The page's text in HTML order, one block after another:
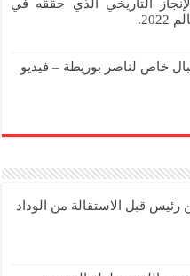
التاريخي الذي حققه في
خاص لناصر بوريطة – فيديو
رئيس قبل الاستقالة من الوداد